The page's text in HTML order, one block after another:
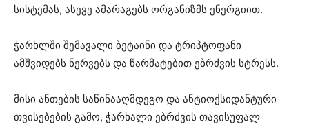
სისტემას, ასევე ამარაგებს ორგანიზმს ენერგიით.
ჭარხლში შემავალი ბეტაინი და ტრიპტოფანი
ამშვიდებს ნერვებს და წარმატებით ებრძვის სტრესს.
მისი ანთების საწინააღმდეგო და ანტიოქსიდანტური
თვისებების გამო, ჭარხალი ებრძვის თავისუფალ